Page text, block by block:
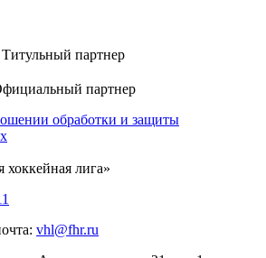
Титульный партнер
партнер
обработки и защиты
лига»
vhl@fhr.ru